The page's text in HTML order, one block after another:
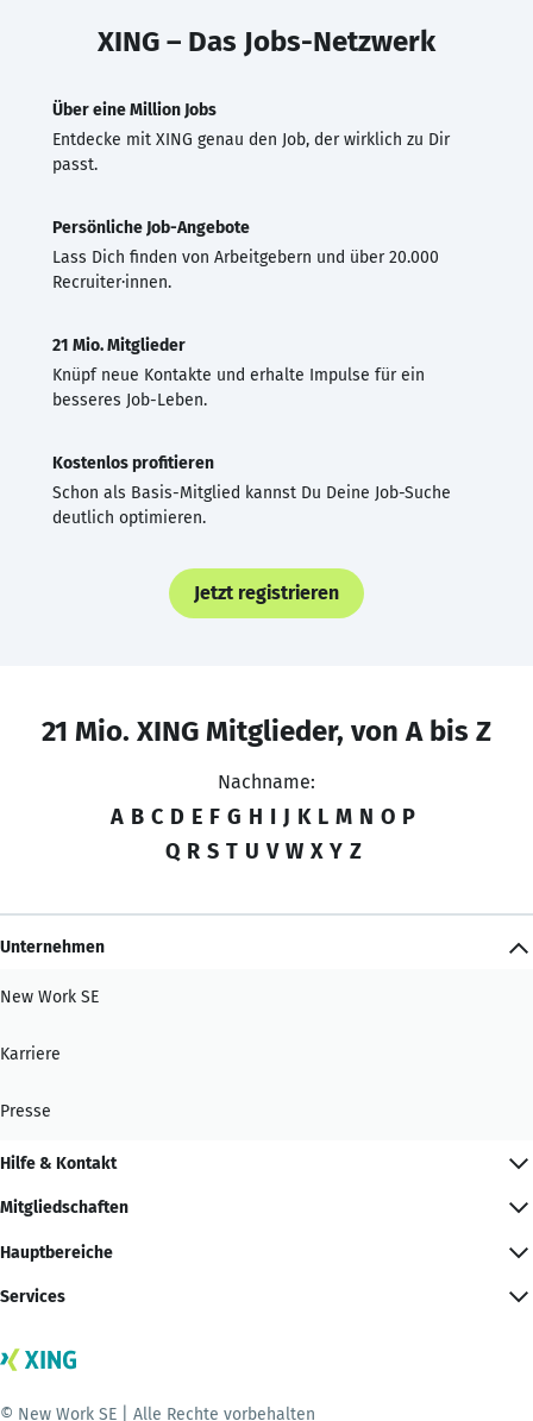
XING – Das Jobs-Netzwerk
Über eine Million Jobs
Entdecke mit XING genau den Job, der wirklich zu Dir
passt.
Persönliche Job-Angebote
Lass Dich finden von Arbeitgebern und über 20.000
Recruiter·innen.
21 Mio. Mitglieder
Knüpf neue Kontakte und erhalte Impulse für ein
besseres Job-Leben.
Kostenlos profitieren
Schon als Basis-Mitglied kannst Du Deine Job-Suche
deutlich optimieren.
Jetzt registrieren
21 Mio. XING Mitglieder, von A bis Z
Nachname:
A B C D E F G H I J K L M N O P
Q R S T U V W X Y Z
Unternehmen
New Work SE
Karriere
Presse
Hilfe & Kontakt
Mitgliedschaften
Hauptbereiche
Services
© New Work SE | Alle Rechte vorbehalten